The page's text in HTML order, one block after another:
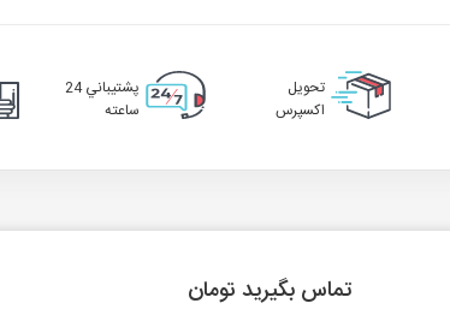
تحويل
اکسپرس
پشتيباني 24
ساعته
تماس بگیرید تومان